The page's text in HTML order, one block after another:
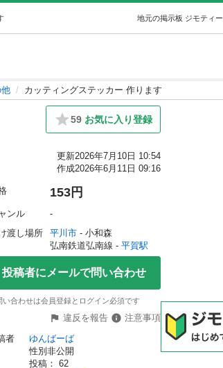
地元の掲示板 ジモティー
カッティングステッカー 作ります
59 お気に入り登録
更新2026年7月10日 10:54
作成2026年6月11日 09:16
153円
ンル
-
渡し場所
平川市 - 小和森
弘南鉄道弘南線 - 平賀駅
投稿者にメールで問い合わせ
合わせは会員登録とログイン必須です
違反を報告
注意事項
者
ゆんばーば
性別非公開
投稿： 62